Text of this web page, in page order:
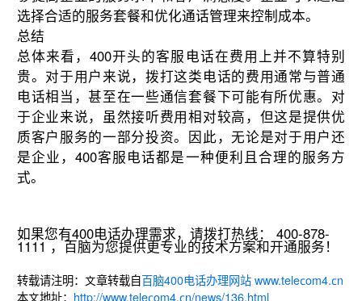
选择合适的服务套餐和优化通话管理来控制成本。
总结
总体来看，400开头的客服电话在费用上并不算特别
贵。对于用户来说，拨打这类电话的费用通常与普通
电话相当，甚至在一些通信套餐下可能有所优惠。对
于企业来说，虽然接听费用相对较高，但这是提供优
质客户服务的一部分投资。因此，无论是对于用户还
是企业，400客服电话都是一种便利且合理的服务方
式。
如果您有400电话办理需求，请拨打热线： 400-878-
1111 ，百脑为您提供更专业的技术方案和开通服务！
转载请注明：文章转载自百脑400电话办理网站 www.telecom4.cn
本文地址： http://www.telecom4.cn/news/136.html